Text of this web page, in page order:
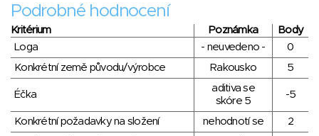
Podrobné hodnocení
Kritérium Poznámka
Body
Loga
- neuvedeno -
0
Konkrétní země původu/výrobce
Rakousko 5
Éčka
aditiva se
skóre 5
-5
Konkrétní požadavky na složení nehodnotí se
2